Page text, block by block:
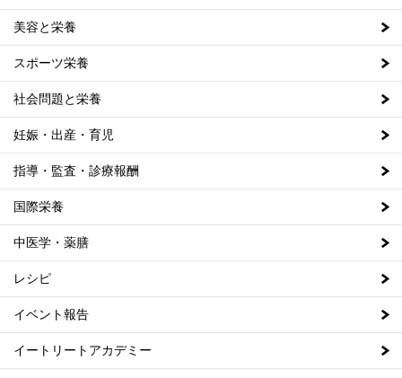
美容と栄養
スポーツ栄養
社会問題と栄養
妊娠・出産・育児
指導・監査・診療報酬
国際栄養
中医学・薬膳
レシピ
イベント報告
イートリートアカデミー